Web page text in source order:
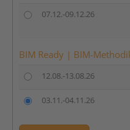
07.12.-09.12.26
BIM Ready | BIM-
12.08.-13.08.26
03.11.-04.11.26